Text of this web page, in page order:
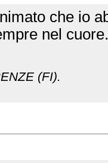
che io
nel cuore.
(FI).